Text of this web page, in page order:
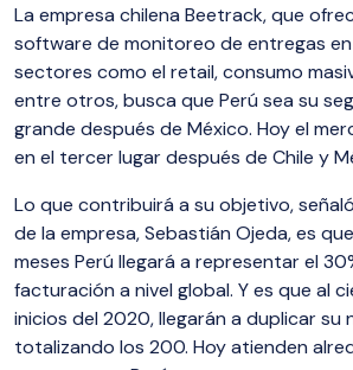
La empresa chilena Beetrack, que
software de monitoreo de entregas
sectores como el retail, consumo
entre otros, busca que Perú sea su
grande después de México. Hoy el
en el tercer lugar después de Chile y
Lo que contribuirá a su objetivo,
de la empresa, Sebastián Ojeda, es
meses Perú llegará a representar el
facturación a nivel global. Y es que al
inicios del 2020, llegarán a duplicar su
totalizando los 200. Hoy atienden